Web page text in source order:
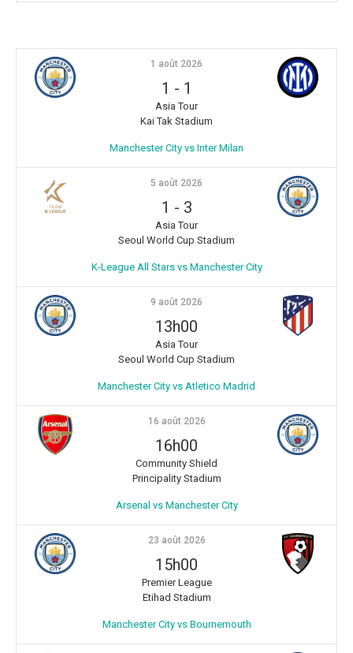
1 août 2026
1 - 1
Asia Tour
Kai Tak Stadium
Manchester City vs Inter Milan
5 août 2026
1 - 3
Asia Tour
Seoul World Cup Stadium
K-League All Stars vs Manchester City
9 août 2026
13h00
Asia Tour
Seoul World Cup Stadium
Manchester City vs Atletico Madrid
16 août 2026
16h00
Community Shield
Principality Stadium
Arsenal vs Manchester City
23 août 2026
15h00
Premier League
Etihad Stadium
Manchester City vs Bournemouth